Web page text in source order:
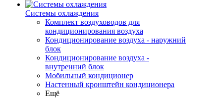
Системы охлаждения
Комплект воздуховодов для
кондиционирования воздуха
Кондиционирование воздуха - наружний
блок
Кондиционирование воздуха -
внутренний блок
Мобильный кондиционер
Настенный кронштейн кондиционера
Ещё